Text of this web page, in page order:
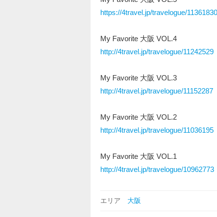
https://4travel.jp/travelogue/11361830
My Favorite 大阪 VOL.4
http://4travel.jp/travelogue/11242529
My Favorite 大阪 VOL.3
http://4travel.jp/travelogue/11152287
My Favorite 大阪 VOL.2
http://4travel.jp/travelogue/11036195
My Favorite 大阪 VOL.1
http://4travel.jp/travelogue/10962773
エリア 大阪